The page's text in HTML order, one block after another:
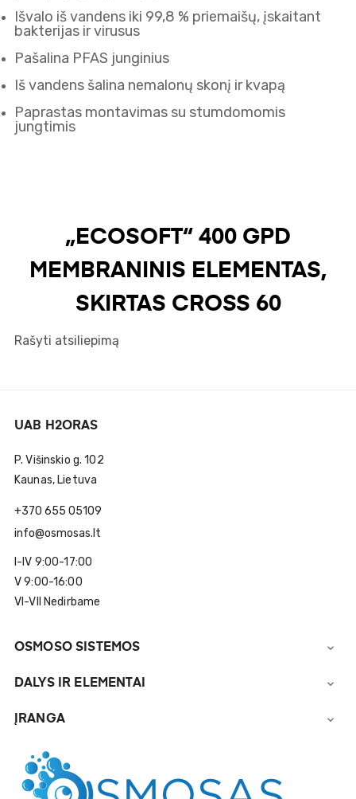
Išvalo iš vandens iki 99,8 % priemaišų, įskaitant
bakterijas ir virusus
Pašalina PFAS junginius
Iš vandens šalina nemalonų skonį ir kvapą
Paprastas montavimas su stumdomomis
jungtimis
„ECOSOFT“ 400 GPD
MEMBRANINIS ELEMENTAS,
SKIRTAS CROSS 60
Rašyti atsiliepimą
UAB H2ORAS
P. Višinskio g. 102
Kaunas, Lietuva
+370 655 05109
info@osmosas.lt
I-IV 9:00-17:00
V 9:00-16:00
VI-VII Nedirbame
OSMOSO SISTEMOS 
DALYS IR ELEMENTAI 
ĮRANGA 